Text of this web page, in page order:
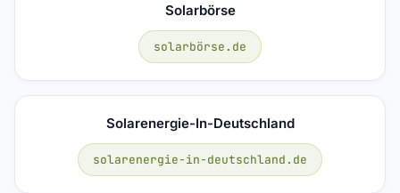
Solarbörse
solarbörse.de
Solarenergie-In-Deutschland
solarenergie-in-deutschland.de